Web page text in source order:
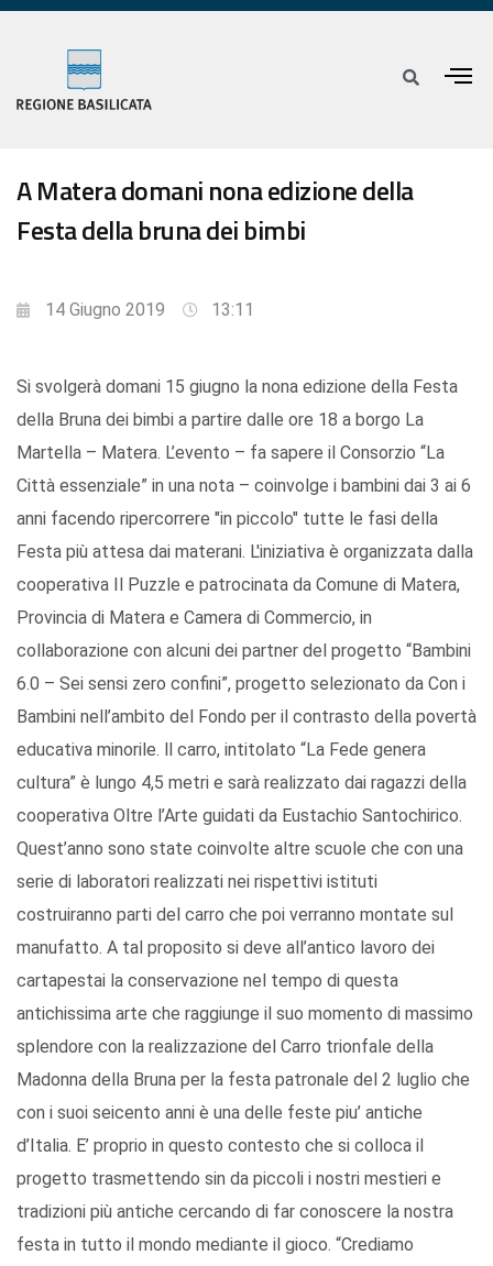
A Matera domani nona edizione della
Festa della bruna dei bimbi
14 Giugno 2019 13:11
Si svolgerà domani 15 giugno la nona edizione della Festa
della Bruna dei bimbi a partire dalle ore 18 a borgo La
Martella – Matera. L’evento – fa sapere il Consorzio “La
Città essenziale” in una nota – coinvolge i bambini dai 3 ai 6
anni facendo ripercorrere "in piccolo" tutte le fasi della
Festa più attesa dai materani. L'iniziativa è organizzata dalla
cooperativa Il Puzzle e patrocinata da Comune di Matera,
Provincia di Matera e Camera di Commercio, in
collaborazione con alcuni dei partner del progetto “Bambini
6.0 – Sei sensi zero confini”, progetto selezionato da Con i
Bambini nell’ambito del Fondo per il contrasto della povertà
educativa minorile. ll carro, intitolato “La Fede genera
cultura” è lungo 4,5 metri e sarà realizzato dai ragazzi della
cooperativa Oltre l’Arte guidati da Eustachio Santochirico.
Quest’anno sono state coinvolte altre scuole che con una
serie di laboratori realizzati nei rispettivi istituti
costruiranno parti del carro che poi verranno montate sul
manufatto. A tal proposito si deve all’antico lavoro dei
cartapestai la conservazione nel tempo di questa
antichissima arte che raggiunge il suo momento di massimo
splendore con la realizzazione del Carro trionfale della
Madonna della Bruna per la festa patronale del 2 luglio che
con i suoi seicento anni è una delle feste piu’ antiche
d’Italia. E’ proprio in questo contesto che si colloca il
progetto trasmettendo sin da piccoli i nostri mestieri e
tradizioni più antiche cercando di far conoscere la nostra
festa in tutto il mondo mediante il gioco. “Crediamo